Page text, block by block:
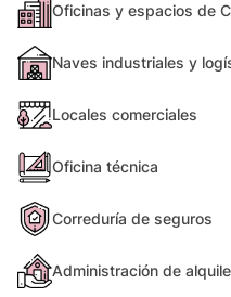
Oficinas y espacios de
Naves industriales y
Locales comerciales
Oficina técnica
Correduría de seguros
Administración de